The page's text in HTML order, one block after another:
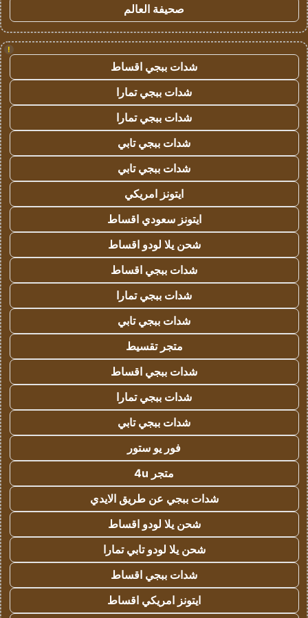
صحيفة العالم
!
شدات ببجي اقساط
شدات ببجي تمارا
شدات ببجي تمارا
شدات ببجي تابي
شدات ببجي تابي
ايتونز امريكي
ايتونز سعودي اقساط
شحن يلا لودو اقساط
شدات ببجي اقساط
شدات ببجي تمارا
شدات ببجي تابي
متجر تقسيط
شدات ببجي اقساط
شدات ببجي تمارا
شدات ببجي تابي
فور يو ستور
متجر 4u
شدات ببجي عن طريق الايدي
شحن يلا لودو اقساط
شحن يلا لودو تابي تمارا
شدات ببجي اقساط
ايتونز امريكي اقساط